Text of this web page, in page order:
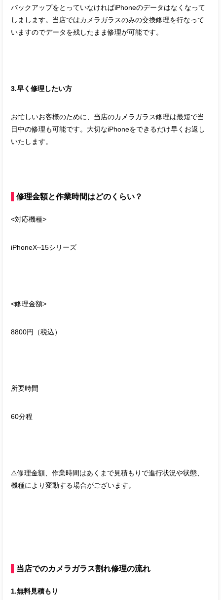
バックアップをとっていなければiPhoneのデータはなくなって
しまします。当店ではカメラガラスのみの交換修理を行なって
いますのでデータを残したまま修理が可能です。
3.早く修理したい方
お忙しいお客様のために、当店のカメラガラス修理は最短で当
日中の修理も可能です。大切なiPhoneをできるだけ早くお返し
いたします。
修理金額と作業時間はどのくらい？
<対応機種>
iPhoneX~15シリーズ
<修理金額>
8800円（税込）
所要時間
60分程
⚠︎修理金額、作業時間はあくまで見積もりで進行状況や状態、
機種により変動する場合がございます。
当店でのカメラガラス割れ修理の流れ
1.無料見積もり